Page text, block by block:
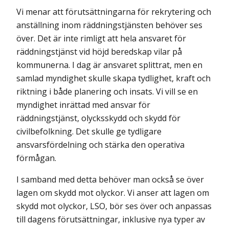
Vi menar att förutsättningarna för rekrytering och
anställning inom räddningstjänsten behöver ses
över. Det är inte rimligt att hela ansvaret för
räddningstjänst vid höjd beredskap vilar på
kommunerna. I dag är ansvaret splittrat, men en
samlad myndighet skulle skapa tydlighet, kraft och
riktning i både planering och insats. Vi vill se en
myndighet inrättad med ansvar för
räddningstjänst, olycksskydd och skydd för
civilbefolkning. Det skulle ge tydligare
ansvarsfördelning och stärka den operativa
förmågan.
I samband med detta behöver man också se över
lagen om skydd mot olyckor. Vi anser att lagen om
skydd mot olyckor, LSO, bör ses över och anpassas
till dagens förutsättningar, inklusive nya typer av